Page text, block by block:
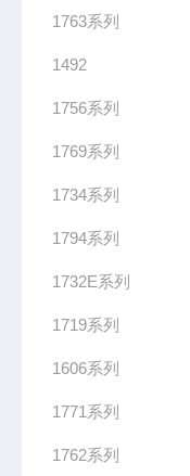
1763系列
1492
1756系列
1769系列
1734系列
1794系列
1732E系列
1719系列
1606系列
1771系列
1762系列